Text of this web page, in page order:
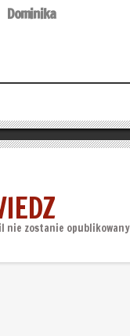
Dominika
nie zostanie